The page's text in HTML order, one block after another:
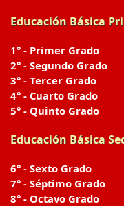
Educación Básica
1° - Primer Grado
2° - Segundo Grado
3° - Tercer Grado
4° - Cuarto Grado
5° - Quinto Grado
Educación Básica
6° - Sexto Grado
7° - Séptimo Grado
8° - Octavo Grado